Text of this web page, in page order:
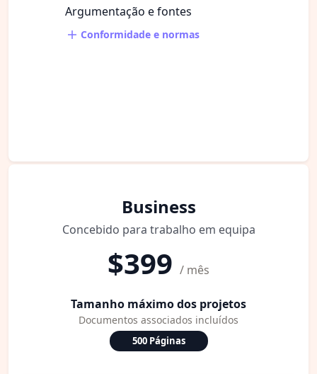
Argumentação e fontes
Conformidade e normas
Business
Concebido para trabalho em equipa
$399 / mês
Tamanho máximo dos projetos
Documentos associados incluídos
500 Páginas